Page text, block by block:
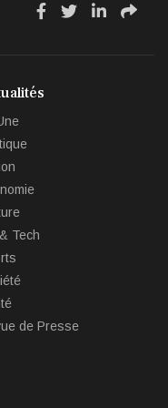
fa
fa
fa
fa
Tech
de Presse